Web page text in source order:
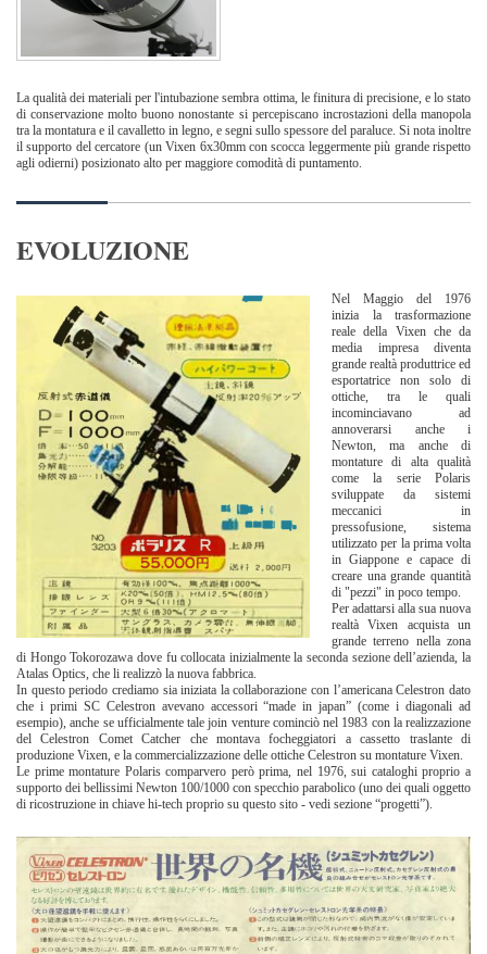
La qualità dei materiali per l'intubazione sembra ottima, le finitura di precisione, e lo stato
di conservazione molto buono nonostante si percepiscano incrostazioni della manopola
tra la montatura e il cavalletto in legno, e segni sullo spessore del paraluce. Si nota inoltre
il supporto del cercatore (un Vixen 6x30mm con scocca leggermente più grande rispetto
agli odierni) posizionato alto per maggiore comodità di puntamento.
EVOLUZIONE
Nel Maggio del 1976
inizia la trasformazione
reale della Vixen che da
media impresa diventa
grande realtà produttrice ed
esportatrice non solo di
ottiche, tra le quali
incominciavano ad
annoverarsi anche i
Newton, ma anche di
montature di alta qualità
come la serie Polaris
sviluppate da sistemi
meccanici in
pressofusione, sistema
utilizzato per la prima volta
in Giappone e capace di
creare una grande quantità
di "pezzi" in poco tempo.
Per adattarsi alla sua nuova
realtà Vixen acquista un
grande terreno nella zona
di Hongo Tokorozawa dove fu collocata inizialmente la seconda sezione dell’azienda, la
Atalas Optics, che li realizzò la nuova fabbrica.
In questo periodo crediamo sia iniziata la collaborazione con l’americana Celestron dato
che i primi SC Celestron avevano accessori “made in japan” (come i diagonali ad
esempio), anche se ufficialmente tale join venture cominciò nel 1983 con la realizzazione
del Celestron Comet Catcher che montava focheggiatori a cassetto traslante di
produzione Vixen, e la commercializzazione delle ottiche Celestron su montature Vixen.
Le prime montature Polaris comparvero però prima, nel 1976, sui cataloghi proprio a
supporto dei bellissimi Newton 100/1000 con specchio parabolico (uno dei quali oggetto
di ricostruzione in chiave hi-tech proprio su questo sito - vedi sezione “progetti”).